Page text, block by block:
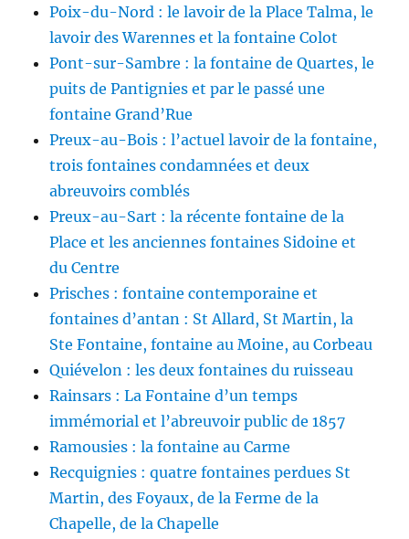
Poix-du-Nord : le lavoir de la Place Talma, le
lavoir des Warennes et la fontaine Colot
Pont-sur-Sambre : la fontaine de Quartes, le
puits de Pantignies et par le passé une
fontaine Grand’Rue
Preux-au-Bois : l’actuel lavoir de la fontaine,
trois fontaines condamnées et deux
abreuvoirs comblés
Preux-au-Sart : la récente fontaine de la
Place et les anciennes fontaines Sidoine et
du Centre
Prisches : fontaine contemporaine et
fontaines d’antan : St Allard, St Martin, la
Ste Fontaine, fontaine au Moine, au Corbeau
Quiévelon : les deux fontaines du ruisseau
Rainsars : La Fontaine d’un temps
immémorial et l’abreuvoir public de 1857
Ramousies : la fontaine au Carme
Recquignies : quatre fontaines perdues St
Martin, des Foyaux, de la Ferme de la
Chapelle, de la Chapelle